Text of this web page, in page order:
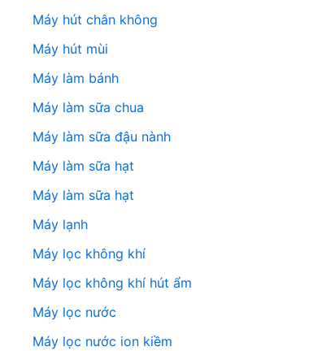
Máy hút chân không
Máy hút mùi
Máy làm bánh
Máy làm sữa chua
Máy làm sữa đậu nành
Máy làm sữa hạt
Máy làm sữa hạt
Máy lạnh
Máy lọc không khí
Máy lọc không khí hút ẩm
Máy lọc nước
Máy lọc nước ion kiềm